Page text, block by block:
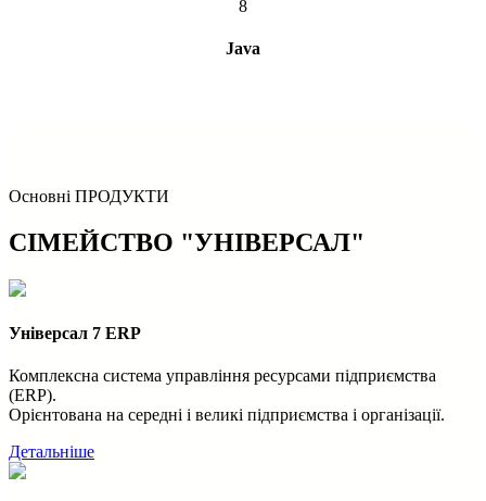
8
Java
Основні ПРОДУКТИ
СІМЕЙСТВО "УНІВЕРСАЛ"
Універсал 7 ERP
Комплексна система управління ресурсами підприємства
(ERP).
Орієнтована на середні і великі підприємства і організації.
Детальніше